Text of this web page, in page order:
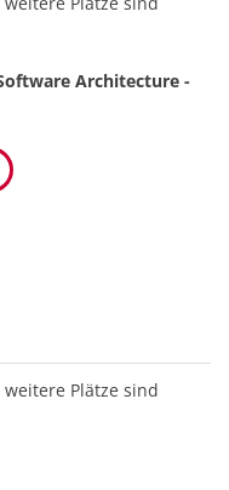
Architecture -
Plätze sind